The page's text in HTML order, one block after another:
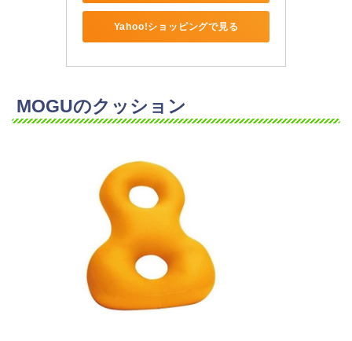
Yahoo!ショッピングで見る
MOGUのクッション